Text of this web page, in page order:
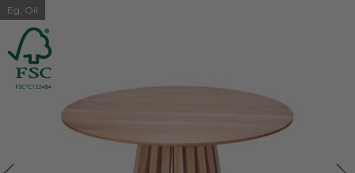
Eg, Oil